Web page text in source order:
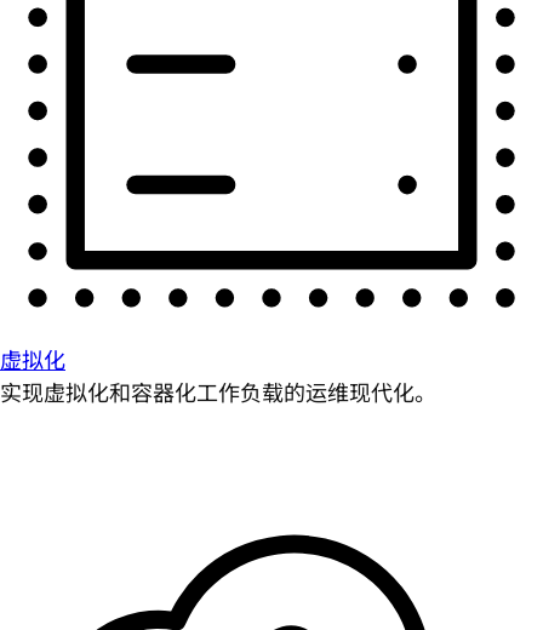
虚拟化
实现虚拟化和容器化工作负载的运维现代化。